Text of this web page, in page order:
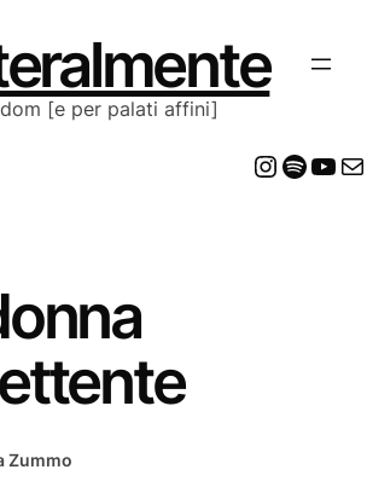
[e per palati affini]
Zummo